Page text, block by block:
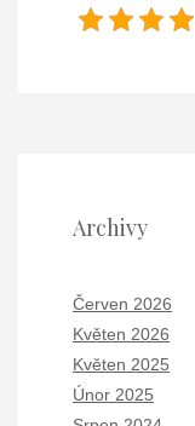
Archivy
Červen 2026
Květen 2026
Květen 2025
Únor 2025